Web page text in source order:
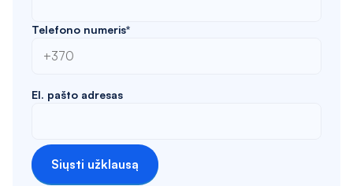
Telefono numeris*
El. pašto adresas
Siųsti užklausą